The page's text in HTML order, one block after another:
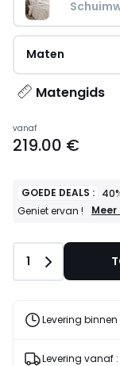
Maten
Matengids
Prijs
vanaf
vanaf
219.00 €
GOEDE DEALS :
Geniet ervan !
Meer
Aantal
1
Levering
Levering vanaf :